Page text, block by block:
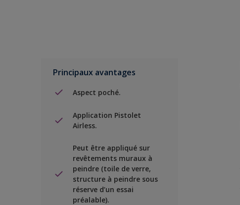
Principaux avantages
Aspect poché.
Application Pistolet
Airless.
Peut être appliqué sur
revêtements muraux à
peindre (toile de verre,
structure à peindre sous
réserve d’un essai
préalable).